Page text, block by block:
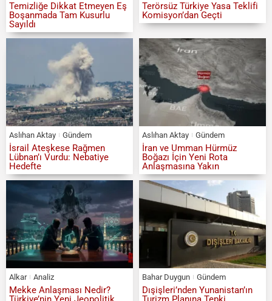
Temizliğe Dikkat Etmeyen Eş
Boşanmada Tam Kusurlu
Sayıldı
Terörsüz Türkiye Yasa Teklifi
Komisyon’dan Geçti
Aslıhan Aktay Gündem
İsrail Ateşkese Rağmen
Lübnan’ı Vurdu: Nebatiye
Hedefte
Aslıhan Aktay Gündem
İran ve Umman Hürmüz
Boğazı İçin Yeni Rota
Anlaşmasına Yakın
Alkar Analiz
Mekke Anlaşması Nedir?
Bahar Duygun Gündem
Dışişleri’nden Yunanistan’ın